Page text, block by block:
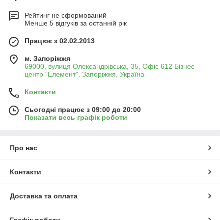
Рейтинг не сформований
Менше 5 відгуків за останній рік
Працює з 02.02.2013
м. Запоріжжя
69000, вулиця Олександрівська, 35, Офіс 612 Бізнес
центр "Елемент", Запоріжжя, Україна
Контакти
Сьогодні працює з 09:00 до 20:00
Показати весь графік роботи
Про нас
Контакти
Доставка та оплата